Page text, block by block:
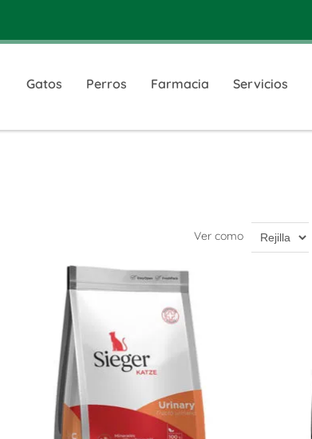
Gatos Perros Farmacia Servicios
Ver como